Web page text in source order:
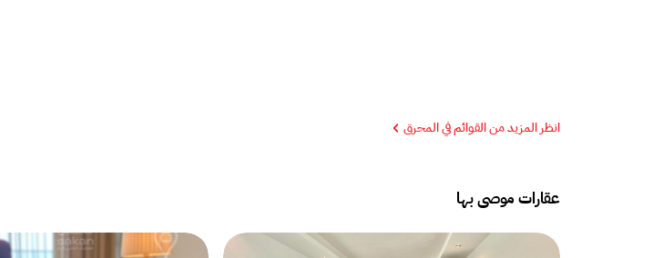
انظر المزيد من القوائم في المحرق
عقارات موصى بها